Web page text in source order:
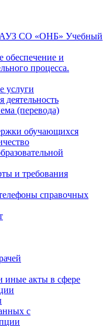
СО «ОНБ» Учебный
обеспечение и
процесса.
услуги
деятельность
(перевода)
обучающихся
и требования
справочных
иные акты в сфере
с